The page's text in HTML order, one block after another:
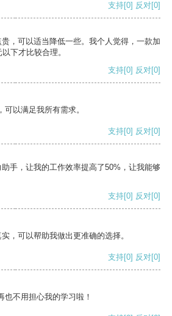
支持[0] 反对[0]
，可以适当降低一些。我个人觉得，一款加
下才比较合理。
支持[0] 反对[0]
以满足我所有需求。
支持[0] 反对[0]
手，让我的工作效率提高了50%，让我能够
支持[0] 反对[0]
，可以帮助我做出更准确的选择。
支持[0] 反对[0]
也不用担心我的学习啦！